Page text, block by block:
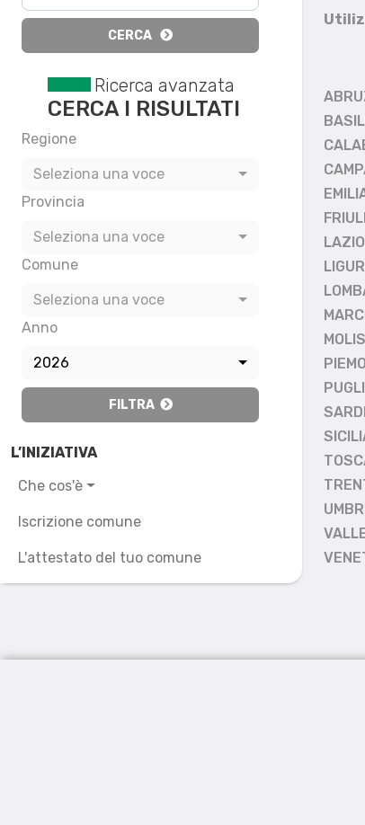
CERCA
Ricerca avanzata
CERCA I RISULTATI
Regione
Seleziona una voce
Provincia
Seleziona una voce
Comune
Seleziona una voce
Anno
2026
FILTRA
L’INIZIATIVA
Che cos'è
Iscrizione comune
L'attestato del tuo comune
LAZIO